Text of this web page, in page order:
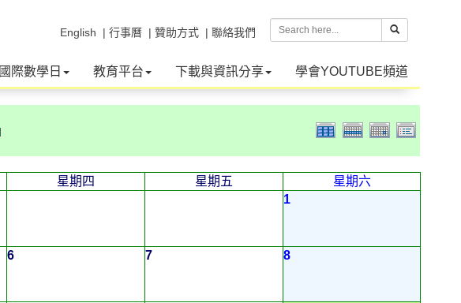
| 聯絡我們
| 贊助方式
| 行事曆
English
國際數學日 教育平台 下載與資訊分享 學會YOUTUBE頻道
星期四 星期五
星期六
1
6 7 8